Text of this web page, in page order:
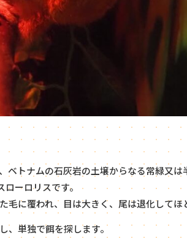
ベトナムの石灰岩の土壌からなる常緑又
ーロリスです。
毛に覆われ、目は大きく、尾は退化してほ
、単独で餌を探します。